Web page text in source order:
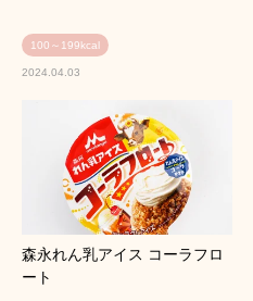
100～199kcal
2024.04.03
森永れん乳アイス コーラフロ
ート